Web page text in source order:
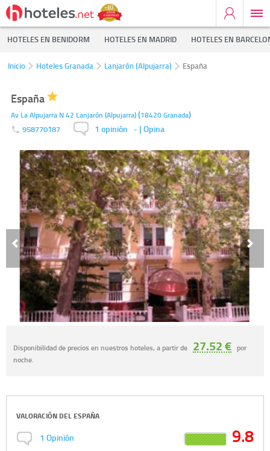
HOTELES EN BENIDORM HOTELES EN MADRID HOTELES EN
Inicio Hoteles Granada Lanjarón (Alpujarra) España
España
Av La Alpujarra N 42 Lanjarón (Alpujarra)(18420Granada)
958770187 1 opinión - | Opina
Disponibilidad de precios en nuestros hoteles, a partir de 27.52 € por
noche.
VALORACIÓN DEL ESPAÑA
1 Opinión 9.8